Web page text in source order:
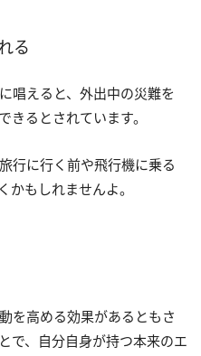
る
唱えると、外出中の災難を
きるとされています。
行に行く前や飛行機に乗る
かもしれませんよ。
を高める効果があるともさ
で、自分自身が持つ本来のエ